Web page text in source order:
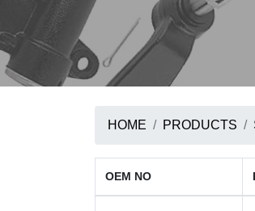
HOME PRODUCTS
OEM NO